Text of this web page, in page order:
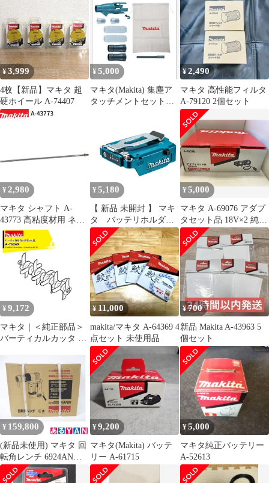
ッチメント【ハンズク
ラフト島根出雲】
¥3,999
4枚【新品】マキタ 超
硬ホイール A-74407
¥ 5,000
マキタ(Makita) 集塵ア
タッチメントセット品
¥2,490
マキタ 高性能フィルタ
A-79120 2個セット
¥ 2,980
マキタ シャフト A-
43773 高粘度材用 ネジ
込み式 M12 カクハン機
用 makita 正規品 純正品
撹拌機 撹拌 かくはん機
かくはん アクセサリ ア
タッチメント 部品 交換
¥ 5,180
【 新品 未開封 】 マキ
タ バッテリホルダ
A A-72154 未使用 送
料無料
¥5,000
マキタ A-69076 アダプ
タセット品 18V×2 純正
品
¥ 9,172
マキタ｜＜純正部品＞
バーティカルカッタ A-
¥ 11,000
makita/マキタ A-64369 4
点セット 未使用品
¥700
新品 Makita A-43963 5
個セット
¥ 159,800
(新品未使用) マキタ 回
転角レンチ 6924ANW
0088381607216
¥9,200
マキタ(Makita) バッテ
リー A-61715
¥5,000
マキタ純正バッテリー
A-52613